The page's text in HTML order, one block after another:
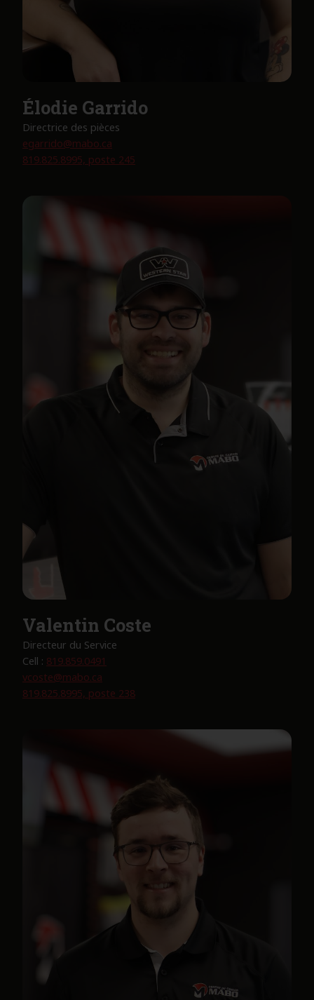
Élodie Garrido
Directrice des pièces
egarrido@mabo.ca
819.825.8995, poste 245
Valentin Coste
Directeur du Service
Cell : 819.859.0491
vcoste@mabo.ca
819.825.8995, poste 238